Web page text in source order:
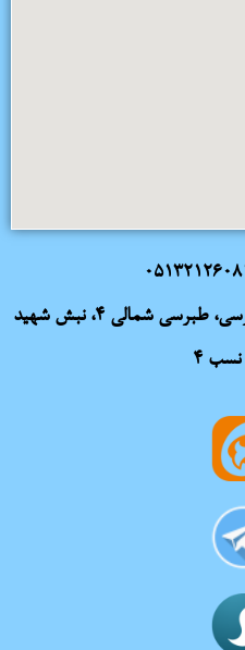
آدرس: مشهد مقدس، بلوار دوم طبرسی، طبرسی شمالی 4، نبش شهید
4